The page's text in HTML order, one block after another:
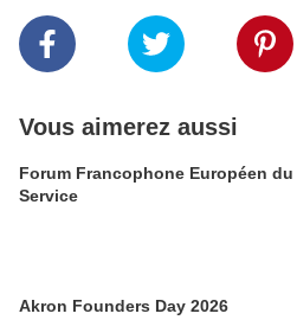
Vous aimerez aussi
Forum Francophone Européen du
Service
Akron Founders Day 2026